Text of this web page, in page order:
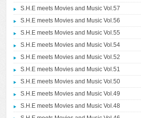
S.H.E meets Movies and Music Vol.57
S.H.E meets Movies and Music Vol.56
S.H.E meets Movies and Music Vol.55
S.H.E meets Movies and Music Vol.54
S.H.E meets Movies and Music Vol.52
S.H.E meets Movies and Music Vol.51
S.H.E meets Movies and Music Vol.50
S.H.E meets Movies and Music Vol.49
S.H.E meets Movies and Music Vol.48